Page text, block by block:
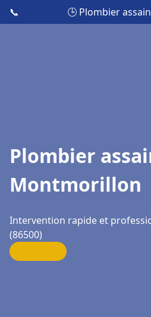
📞 🕒 Plombier
Plombier
Montmorillon
Intervention rapide et
(86500)